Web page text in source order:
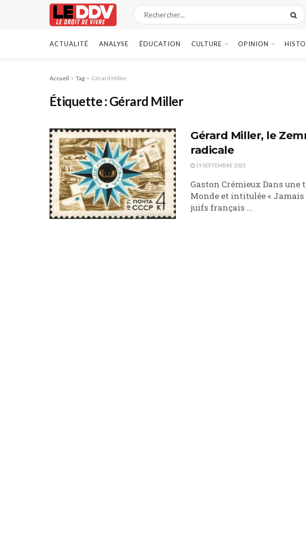
ACTUALITÉ ANALYSE ÉDUCATION CULTURE OPINION
Accueil Tag Gérard Miller
Étiquette :Gérard Miller
Gérard Miller, le
radicale
19 SEPTEMBRE 2023
Gaston Crémieux Dans une
Monde et intitulée «
juifs français ...